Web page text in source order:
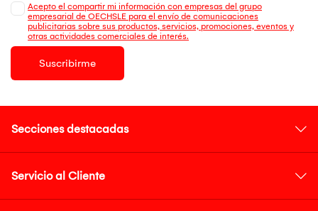
Acepto el compartir mi información con empresas del grupo
empresarial de OECHSLE para el envío de comunicaciones
publicitarias sobre sus productos, servicios, promociones, eventos y
otras actividades comerciales de interés.
Suscribirme
Secciones destacadas
Servicio al Cliente